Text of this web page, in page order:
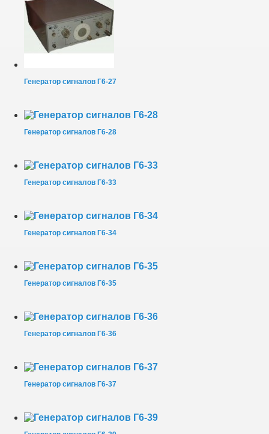
Генератор сигналов Г6-27
Генератор сигналов Г6-28
Генератор сигналов Г6-33
Генератор сигналов Г6-34
Генератор сигналов Г6-35
Генератор сигналов Г6-36
Генератор сигналов Г6-37